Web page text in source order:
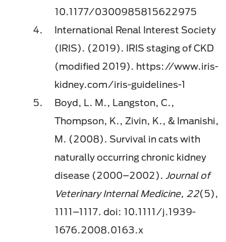
10.1177/0300985815622975
International Renal Interest Society
(IRIS). (2019). IRIS staging of CKD
(modified 2019). https://www.iris-
kidney.com/iris-guidelines-1
Boyd, L. M., Langston, C.,
Thompson, K., Zivin, K., & Imanishi,
M. (2008). Survival in cats with
naturally occurring chronic kidney
disease (2000–2002). Journal of
Veterinary Internal Medicine, 22(5),
1111–1117. doi: 10.1111/j.1939-
1676.2008.0163.x​